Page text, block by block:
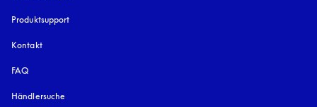
Produktsupport
Kontakt
FAQ
Händlersuche